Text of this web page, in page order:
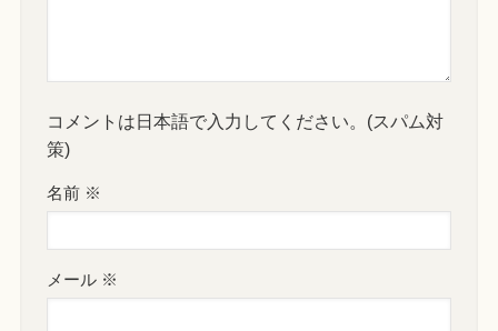
コメントは日本語で入力してください。(スパム対
策)
名前 ※
メール ※